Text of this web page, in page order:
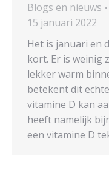
Blogs en nieuws
15 januari 2022
Het is januari en
kort. Er is weinig
lekker warm
betekent dit
vitamine D kan
heeft namelijk
een vitamine D